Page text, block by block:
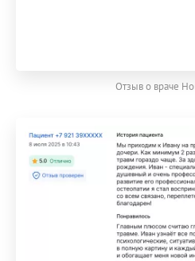
Отзыв о враче